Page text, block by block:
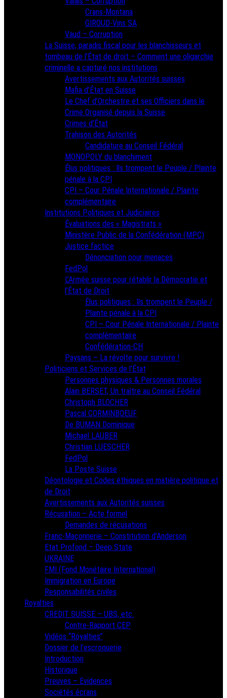
Crans-Montana
GIROUD-Vins SA
Vaud – Corruption
La Suisse, paradis fiscal pour les blanchisseurs et
tombeau de l’État de droit – Comment une oligarchie
criminelle a capturé nos institutions
Avertissements aux Autorités suisses
Mafia d’État en Suisse
Le Chef d’Orchestre et ses Officiers dans le
Crime Organisé depuis la Suisse
Crimes d’État
Trahison des Autorités
Candidature au Conseil Fédéral
MONOPOLY du blanchiment
Élus politiques : Ils trompent le Peuple / Plainte
pénale à la CPI
CPI – Cour Pénale Internationale / Plainte
complémentaire
Institutions Politiques et Judiciaires
Évaluations des « Magistrats »
Ministère Public de la Confédération (MPC)
Justice factice
Dénonciation pour menaces
FedPol
L’Armée suisse pour rétablir la Démocratie et
l’État de Droit
Élus politiques : Ils trompent le Peuple /
Plainte pénale à la CPI
CPI – Cour Pénale Internationale / Plainte
complémentaire
Confédération-CH
Paysans – La révolte pour survivre !
Politiciens et Services de l’État
Personnes physiques & Personnes morales
Alain BERSET, Un traître au Conseil Fédéral
Christoph BLOCHER
Pascal CORMINBOEUF
De BUMAN Dominique
Michael LAUBER
Christian LUESCHER
FedPol
La Poste Suisse
Déontologie et Codes éthiques en matière politique et
de Droit
Avertissements aux Autorités suisses
Récusation – Acte formel
Demandes de récusations
Franc-Maçonnerie – Constitution d’Anderson
Etat Profond – Deep State
UKRAINE
FMI (Fond Monétaire International)
Immigration en Europe
Responsabilités civiles
Royalties
CREDIT SUISSE – UBS, etc.
Contre-Rapport CEP
Vidéos “Royalties”
Dossier de l’escroquerie
Introduction
Historique
Preuves – Evidences
Sociétés écrans